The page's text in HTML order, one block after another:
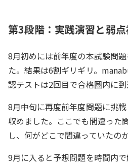
第3段階：実践演習と弱点
8月初めには前年度の本試験問
た。結果は6割ギリギリ。
認テストは2回目で合格圏内に到
8月中旬に再度前年度問題に挑
収めました。ここでも間違った
し、何がどこで間違っていたの
9月に入ると予想問題を時間内